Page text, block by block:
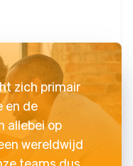
zich primair
en de
allebei op
wereldwijd
teams dus